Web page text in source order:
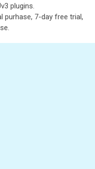
plugins.
purhase, 7-day free trial,